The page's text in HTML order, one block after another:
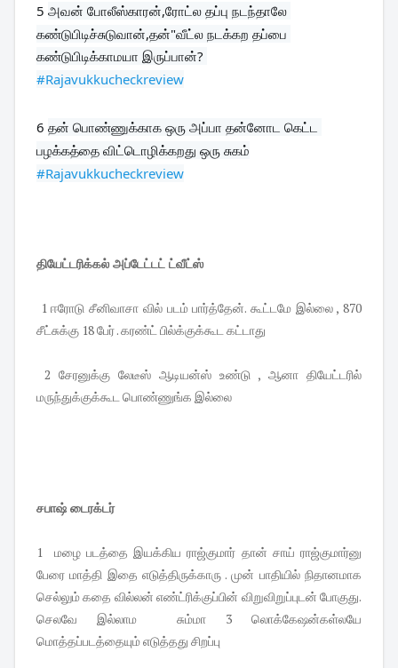
5 அவன் போலீஸ்காரன்,ரோட்ல தப்பு நடந்தாலே
கண்டுபிடிச்சுடுவான்,தன்"வீட்ல நடக்கற தப்பை
#Rajavukkucheckreview
6 தன் பொண்ணுக்காக ஒரு அப்பா தன்னோட கெட்ட
#Rajavukkucheckreview
தியேட்டரிக்கல் அப்டேட்டட் ட்வீட்ஸ்
1 ஈரோடு சீனிவாசா வில் படம் பார்த்தேன். கூட்டமே இல்லை , 870
சீட்சுக்கு 18 பேர் . கரண்ட் பில்க்குக்கூட கட்டாது
2 சேரனுக்கு லேடீஸ் ஆடியன்ஸ் உண்டு , ஆனா தியேட்டரில்
மருந்துக்குக்கூட பொண்ணுங்க இல்லை
சபாஷ் டைரக்டர்
1 மழை படத்தை இயக்கிய ராஜ்குமார் தான் சாய் ராஜ்குமார்னு
பேரை மாத்தி இதை எடுத்திருக்காரு . முன் பாதியில் நிதானமாக
செல்லும் கதை வில்லன் எண்ட்ரிக்குப்பின் விறுவிறுப்புடன் போகுது.
செலவே இல்லாம சும்மா 3 லொக்கேஷன்கள்லயே
மொத்தப்படத்தையும் எடுத்தது சிறப்பு